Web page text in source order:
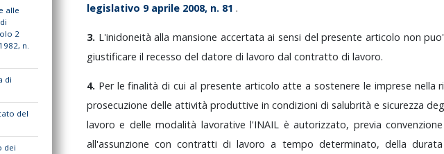
alle
2
n.
di
del
dei
legislativo 9 aprile 2008, n. 81 .
3. L'inidoneitàalla mansione accertataai sensi delpresente articolo nonpuo'
giustificare il recesso del datore di lavoro dal contratto di lavoro.
4. Per lefinalitàdicui al presente articoloatteasostenere le imprese nella
prosecuzione delle attività produttive in condizioni di salubrità e sicurezza
lavoroe dellemodalità lavorativel'INAIL èautorizzato, previaconvenzione
all'assunzioneconcontrattidilavoroa tempo determinato, della durata